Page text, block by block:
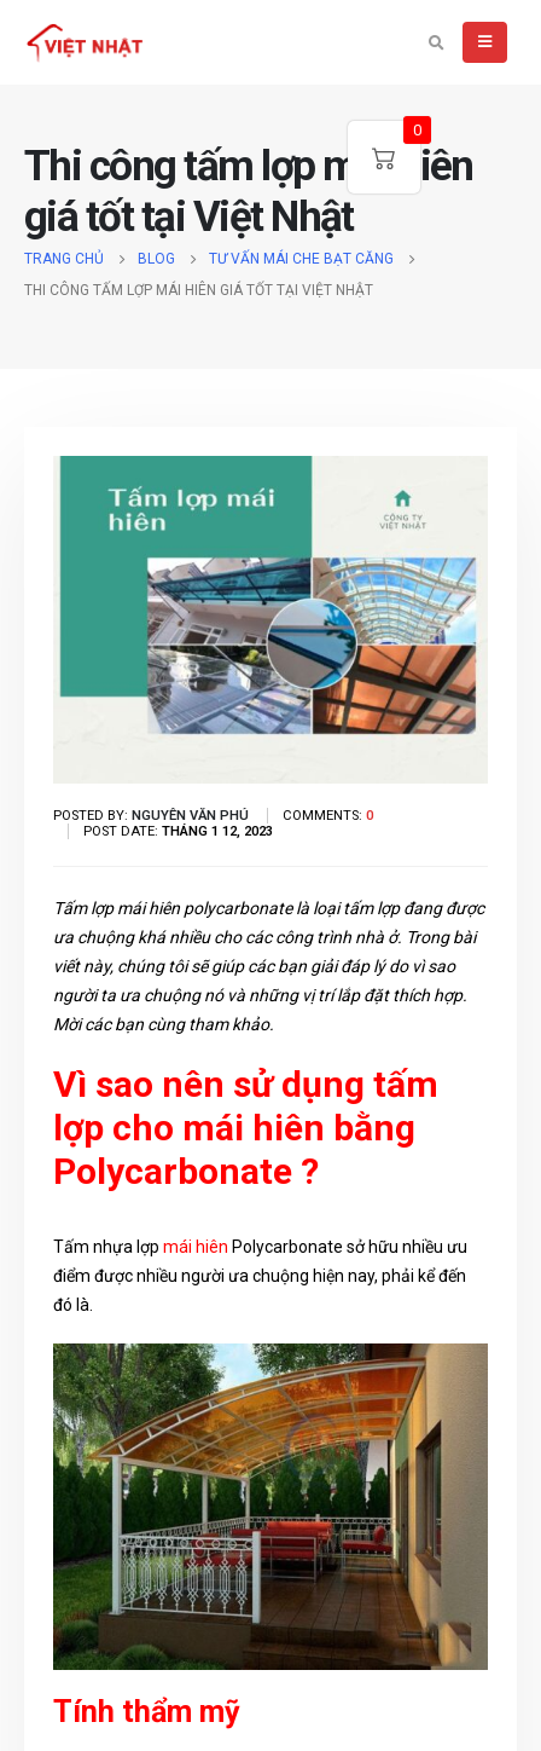
Thi công tấm lợp mái hiên
giá tốt tại Việt Nhật
TRANG CHỦ BLOG
TƯ VẤN MÁI CHE BẠT CĂNG
THI CÔNG TẤM LỢP MÁI HIÊN GIÁ TỐT TẠI VIỆT NHẬT
POSTED BY: NGUYÊN VĂN PHÚ COMMENTS: 0
POST DATE: THÁNG 1 12, 2023
Tấm lợp mái hiên polycarbonate là loại tấm lợp đang được
ưa chuộng khá nhiều cho các công trình nhà ở. Trong bài
viết này, chúng tôi sẽ giúp các bạn giải đáp lý do vì sao
người ta ưa chuộng nó và những vị trí lắp đặt thích hợp.
Mời các bạn cùng tham khảo.
Vì sao nên sử dụng tấm
lợp cho mái hiên bằng
Polycarbonate ?
Tấm nhựa lợp mái hiên Polycarbonate sở hữu nhiều ưu
điểm được nhiều người ưa chuộng hiện nay, phải kể đến
đó là.
Tính thẩm mỹ
0